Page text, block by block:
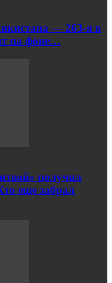
— 263-я в
на фоне…
получил
еще забрал